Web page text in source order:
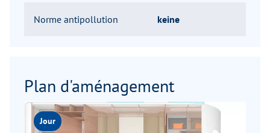
Norme antipollution keine
Plan d'aménagement
Jour